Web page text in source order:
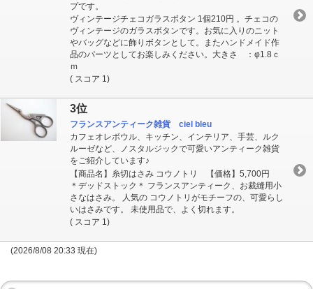
プです。
ヴィンテージチェコガラスボタン 1個210円 。チェコの
ヴィンテージのガラスボタンです。お気に入りのニット
やバッグなどに飾りボタンとして。またハンドメイド作
品のパーツとしてお楽しみください。大きさ ：φ1.8ｃ
ｍ
( スコア 1)
3位
フランスアンティーク雑貨 ciel bleu
カフェオレボウル、キッチン、インテリア、手芸、ルク
ルーゼなど、ノスタルジックで可愛いアンティーク雑貨
をご紹介しています♪
【商品名】糸切はさみ コウノトリ 【価格】5,700円
＊デッドストック＊ フランスアンティーク、お裁縫用小
さなはさみ。 人気の コウノトリがモチーフの、可愛らし
いはさみです。 未使用品で、よく切れます。
( スコア 1)
(2026/8/08 20:33 現在)